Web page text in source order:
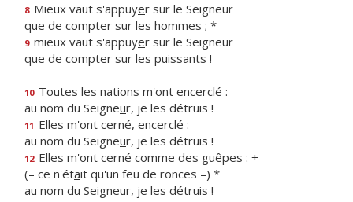
8 Mieux vaut s'appuyer sur le Seigneur
que de compter sur les hommes ; *
9 mieux vaut s'appuyer sur le Seigneur
que de compter sur les puissants !
10 Toutes les nations m'ont encerclé :
au nom du Seigneur, je les détruis !
11 Elles m'ont cerné, encerclé :
au nom du Seigneur, je les détruis !
12 Elles m'ont cerné comme des guêpes : +
(– ce n'était qu'un feu de ronces –) *
au nom du Seigneur, je les détruis !